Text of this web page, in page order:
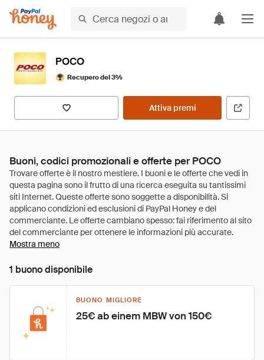
POCO
Recupero del 3%
Attiva premi
Buoni, codici promozionali e offerte per POCO
Mostra meno
1 buono disponibile
BUONO MIGLIORE
25€ ab einem MBW von 150€